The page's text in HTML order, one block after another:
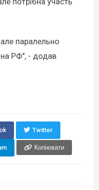
паралельно
на РФ", - додав
Twitter
Копіювати